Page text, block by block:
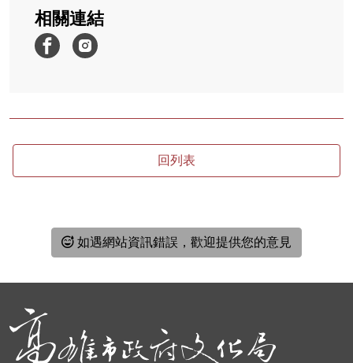
相關連結
回列表
如遇網站資訊錯誤，歡迎提供您的意見